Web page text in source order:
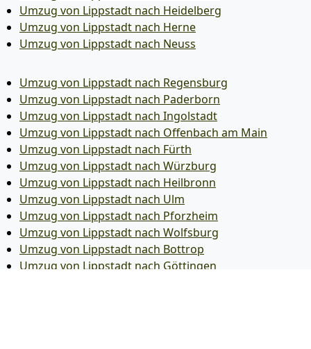
Umzug von Lippstadt nach Heidelberg
Umzug von Lippstadt nach Herne
Umzug von Lippstadt nach Neuss
Umzug von Lippstadt nach Regensburg
Umzug von Lippstadt nach Paderborn
Umzug von Lippstadt nach Ingolstadt
Umzug von Lippstadt nach Offenbach am Main
Umzug von Lippstadt nach Fürth
Umzug von Lippstadt nach Würzburg
Umzug von Lippstadt nach Heilbronn
Umzug von Lippstadt nach Ulm
Umzug von Lippstadt nach Pforzheim
Umzug von Lippstadt nach Wolfsburg
Umzug von Lippstadt nach Bottrop
Umzug von Lippstadt nach Göttingen